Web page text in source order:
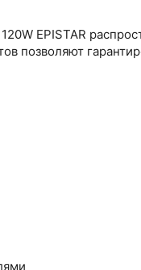
EPISTAR
позволяют